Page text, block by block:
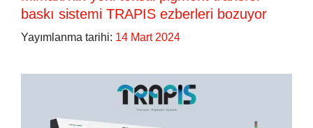
baskı sistemi TRAPIS ezberleri bozuyor
Yayımlanma tarihi: 14 Mart 2024